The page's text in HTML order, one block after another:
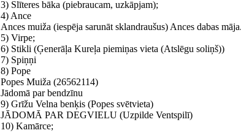
3) Slīteres bāka (piebraucam, uzkāpjam);
4) Ance
Ances muiža (iespēja sarunāt sklandraušus) Ances dabas
5) Virpe;
6) Stikli (Ģenerāļa Kureļa piemiņas vieta (Atslēgu soliņš))
7) Spiņņi
8) Pope
Popes Muiža (26562114)
Jādomā par bendzīnu
9) Grīžu Velna benķis (Popes svētvieta)
JĀDOMĀ PAR DEGVIELU (Uzpilde Ventspilī)
10) Kamārce;